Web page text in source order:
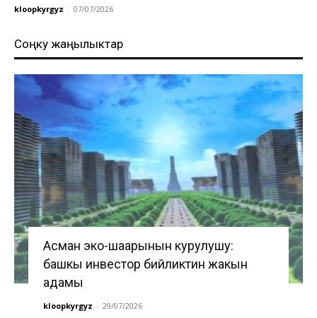
kloopkyrgyz - 07/07/2026
Соңку жаңылыктар
Асман эко-шаарынын курулушу:
башкы инвестор бийликтин жакын
адамы
kloopkyrgyz - 29/07/2026